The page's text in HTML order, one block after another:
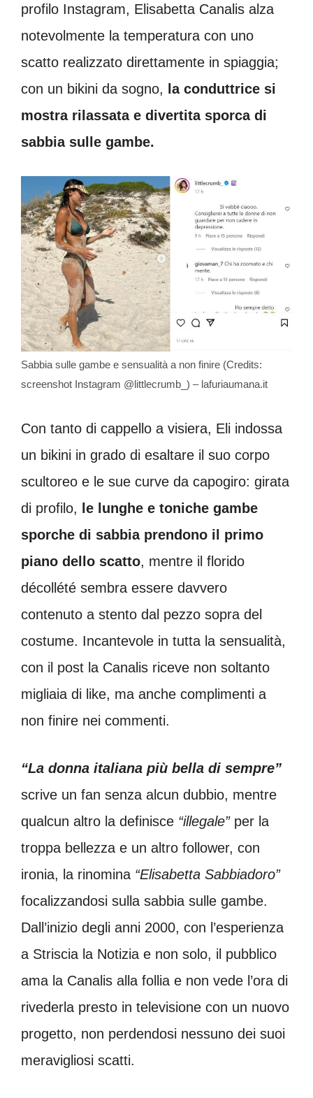
profilo Instagram, Elisabetta Canalis alza
notevolmente la temperatura con uno
scatto realizzato direttamente in spiaggia;
con un bikini da sogno, la conduttrice si
mostra rilassata e divertita sporca di
sabbia sulle gambe.
Sabbia sulle gambe e sensualità a non finire (Credits:
screenshot Instagram @littlecrumb_) – lafuriaumana.it
Con tanto di cappello a visiera, Eli indossa
un bikini in grado di esaltare il suo corpo
scultoreo e le sue curve da capogiro: girata
di profilo, le lunghe e toniche gambe
sporche di sabbia prendono il primo
piano dello scatto, mentre il florido
décollété sembra essere davvero
contenuto a stento dal pezzo sopra del
costume. Incantevole in tutta la sensualità,
con il post la Canalis riceve non soltanto
migliaia di like, ma anche complimenti a
non finire nei commenti.
“La donna italiana più bella di sempre”
scrive un fan senza alcun dubbio, mentre
qualcun altro la definisce “illegale”per la
troppa bellezza e un altro follower, con
ironia, la rinomina “Elisabetta Sabbiadoro”
focalizzandosi sulla sabbia sulle gambe.
Dall’inizio degli anni 2000, con l’esperienza
a Striscia la Notizia e non solo, il pubblico
ama la Canalis alla follia e non vede l’ora di
rivederla presto in televisione con un nuovo
progetto, non perdendosi nessuno dei suoi
meravigliosi scatti.